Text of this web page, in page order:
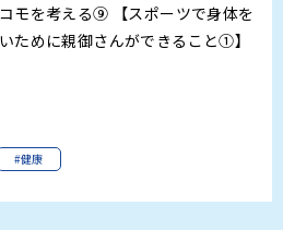
モを考える⑨ 【スポーツで身体を
ために親御さんができること①】
#健康